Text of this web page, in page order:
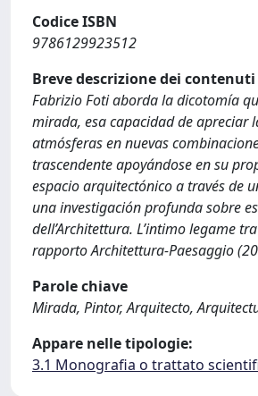
Codice ISBN
9786129923512
Breve descrizione dei
Fabrizio Foti aborda la dicotomía
mirada, esa capacidad de apreciar
atmósferas en nuevas
trascendente apoyándose en su
espacio arquitectónico a través de
una investigación profunda sobre
dell’Architettura. L’intimo legame
rapporto Architettura-Paesaggio
Parole chiave
Mirada, Pintor, Arquitecto,
Appare nelle tipologie:
3.1 Monografia o trattato